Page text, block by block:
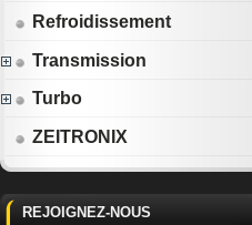
Refroidissement
Transmission
Turbo
ZEITRONIX
REJOIGNEZ-NOUS